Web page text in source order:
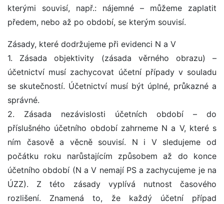
kterými souvisí, např.: nájemné – můžeme zaplatit
předem, nebo až po období, se kterým souvisí.
Zásady, které dodržujeme při evidenci N a V
1. Zásada objektivity (zásada věrného obrazu) –
účetnictví musí zachycovat účetní případy v souladu
se skutečností. Účetnictví musí být úplné, průkazné a
správné.
2. Zásada nezávislosti účetních období – do
příslušného účetního období zahrneme N a V, které s
ním časově a věcně souvisí. N i V sledujeme od
počátku roku narůstajícím způsobem až do konce
účetního období (N a V nemají PS a zachycujeme je na
ÚZZ). Z této zásady vyplívá nutnost časového
rozlišení. Znamená to, že každý účetní případ